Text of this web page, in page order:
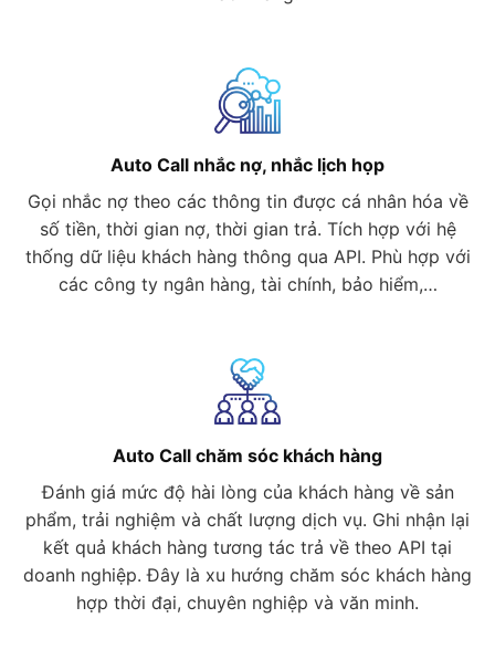
Auto Call nhắc nợ, nhắc lịch họp
Gọi nhắc nợ theo các thông tin được cá nhân hóa về
số tiền, thời gian nợ, thời gian trả. Tích hợp với hệ
thống dữ liệu khách hàng thông qua API. Phù hợp với
các công ty ngân hàng, tài chính, bảo hiểm,…
Auto Call chăm sóc khách hàng
Đánh giá mức độ hài lòng của khách hàng về sản
phẩm, trải nghiệm và chất lượng dịch vụ. Ghi nhận lại
kết quả khách hàng tương tác trả về theo API tại
doanh nghiệp. Đây là xu hướng chăm sóc khách hàng
hợp thời đại, chuyên nghiệp và văn minh.